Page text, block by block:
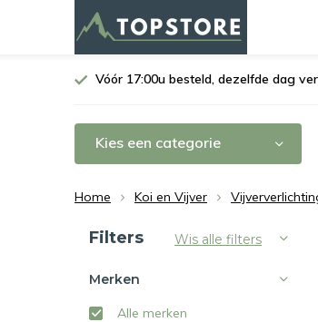
Vóór 17:00u besteld, dezelfde dag
Kies een categorie
Home Koi en Vijver
Sorteren op:
Filters Wis alle filters
Merken
Alle merken